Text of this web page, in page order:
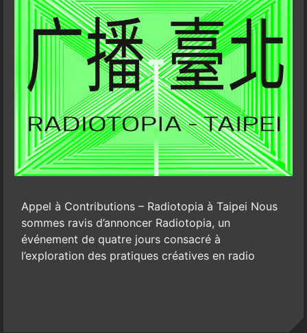
Appel à Contributions – Radiotopia à Taipei Nous
sommes ravis d’annoncer Radiotopia, un
événement de quatre jours consacré à
l’exploration des pratiques créatives en radio